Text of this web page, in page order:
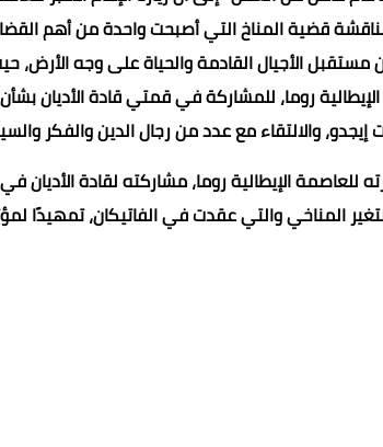
قضية المناخ التي أصبحت واحدة من أهم
مستقبل الأجيال القادمة والحياة على وجه
روما، للمشاركة في قمتي قادة الأديان
إيجدو، والالتقاء مع عدد من رجال الدين والفكر
للعاصمة الإيطالية روما، مشاركته لقادة
المناخي والتي عقدت في الفاتيكان، تمهيدًا